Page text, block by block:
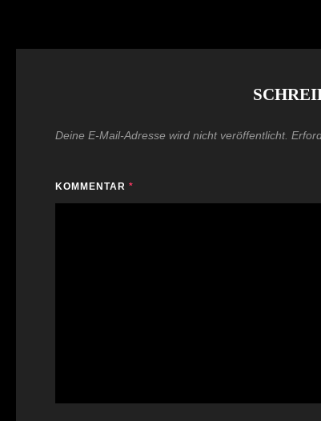
Deine E-Mail-Adresse wird nicht veröffentlicht.
KOMMENTAR *